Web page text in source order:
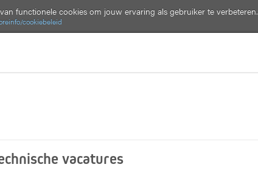
functionele cookies om jouw ervaring als gebruiker te
cookiebeleid
vacatures